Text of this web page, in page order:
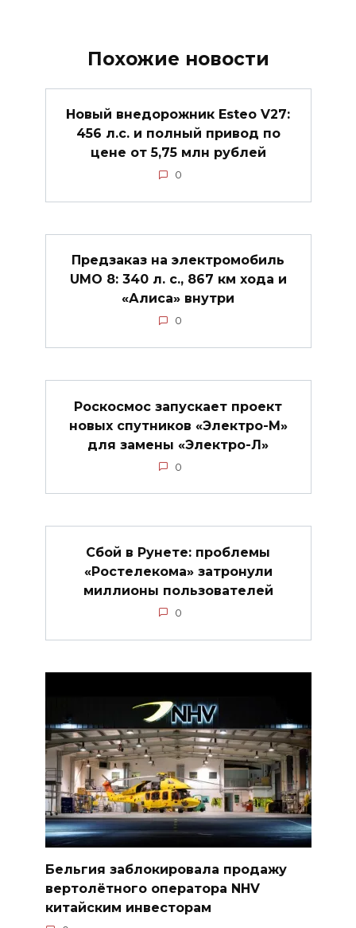
Похожие новости
Новый внедорожник Esteo V27:
456 л.с. и полный привод по
цене от 5,75 млн рублей
0
Предзаказ на электромобиль
UMO 8: 340 л. с., 867 км хода и
«Алиса» внутри
0
Роскосмос запускает проект
новых спутников «Электро-М»
для замены «Электро-Л»
0
Сбой в Рунете: проблемы
«Ростелекома» затронули
миллионы пользователей
0
Бельгия заблокировала продажу
вертолётного оператора NHV
китайским инвесторам